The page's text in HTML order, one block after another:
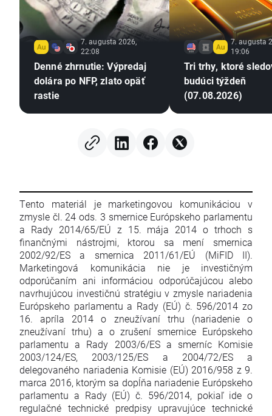
7. augusta 2026,
22:08
Denné zhrnutie: Výpredaj
dolára po NFP, zlato opäť
rastie
7. augusta
19:06
Tri trhy, ktoré
budúci týždeň
(07.08.2026)
Tento materiál je marketingovou komunikáciou v
zmysle čl. 24 ods. 3 smernice Európskeho parlamentu
a Rady 2014/65/EÚ z 15. mája 2014 o trhoch s
finančnými nástrojmi, ktorou sa mení smernica
2002/92/ES a smernica 2011/61/EÚ (MiFID II).
Marketingová komunikácia nie je investičným
odporúčaním ani informáciou odporúčajúcou alebo
navrhujúcou investičnú stratégiu v zmysle nariadenia
Európskeho parlamentu a Rady (EÚ) č. 596/2014 zo
16. apríla 2014 o zneužívaní trhu (nariadenie o
zneužívaní trhu) a o zrušení smernice Európskeho
parlamentu a Rady 2003/6/ES a smerníc Komisie
2003/124/ES, 2003/125/ES a 2004/72/ES a
delegovaného nariadenia Komisie (EÚ) 2016/958 z 9.
marca 2016, ktorým sa dopĺňa nariadenie Európskeho
parlamentu a Rady (EÚ) č. 596/2014, pokiaľ ide o
regulačné technické predpisy upravujúce technické